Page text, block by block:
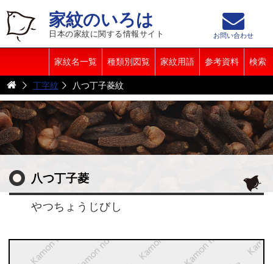
家紋のいろは
日本の家紋に関する情報サイト
家紋名一覧 種類別図覧 家紋用語 参考資料 検索
お問い合わせ
丁字紋 八つ丁子菱紋
八つ丁子菱
やつちょうじびし